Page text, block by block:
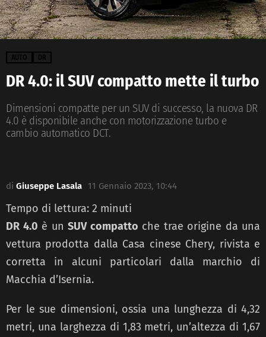
AUTO DR
DR 4.0: il SUV compatto mette il turbo
Dimensioni compatte per un SUV di successo, la nuova DR
4.0 è disponibile anche con motorizzazione turbo e
cambio automatico DCT.
di Giuseppe Lasala 11 Gennaio 2023, 10:44
Tempo di lettura: 2 minuti
DR 4.0 è un SUV compatto che trae origine da una
vettura prodotta dalla Casa cinese Chery, rivista e
corretta in alcuni particolari dalla marchio di
Macchia d’Isernia.
Per le sue dimensioni, ossia una lunghezza di 4,32
metri, una larghezza di 1,83 metri, un’altezza di 1,67